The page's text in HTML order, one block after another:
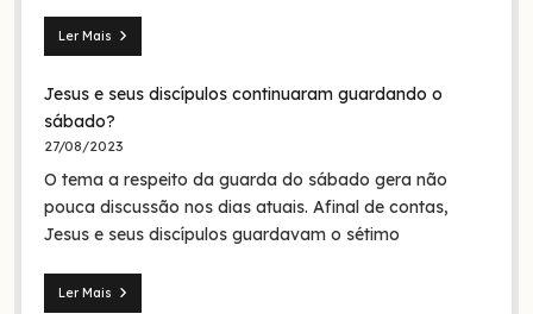
Ler Mais
Seita
nazarenos:
quem
foram
na
Bíblia
na
Jesus e seus discípulos continuaram guardando o
sábado?
27/08/2023
O tema a respeito da guarda do sábado gera não
pouca discussão nos dias atuais. Afinal de contas,
Jesus e seus discípulos guardavam o sétimo
Ler Mais